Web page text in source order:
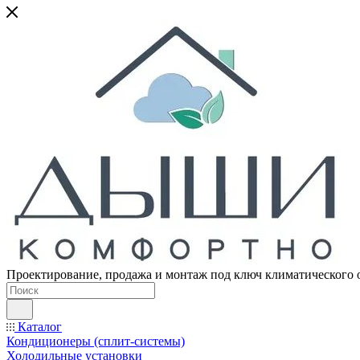
Проектирование, продажа и монтаж под ключ климатического
Каталог
Кондиционеры (сплит-системы)
Холодильные установки